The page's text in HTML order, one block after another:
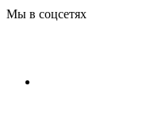
Мы в соцсетях